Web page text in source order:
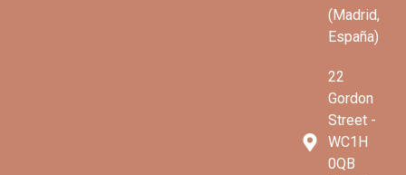
(Madrid,
España)
22
Gordon
Street -
WC1H
0QB